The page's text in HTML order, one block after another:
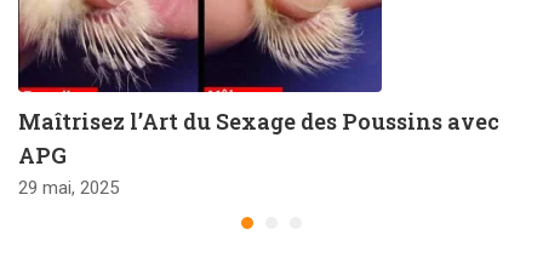
Maîtrisez l’Art du Sexage des Poussins avec
APG
29 mai, 2025